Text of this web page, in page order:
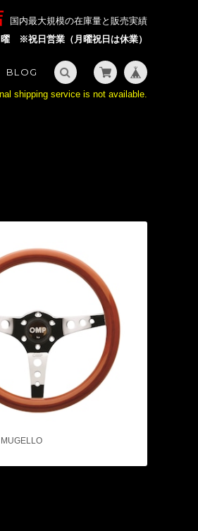
国内最大規模の在庫量と販売実績
※祝日営業（月曜祝日は休業）
BLOG
shipping service is not available.